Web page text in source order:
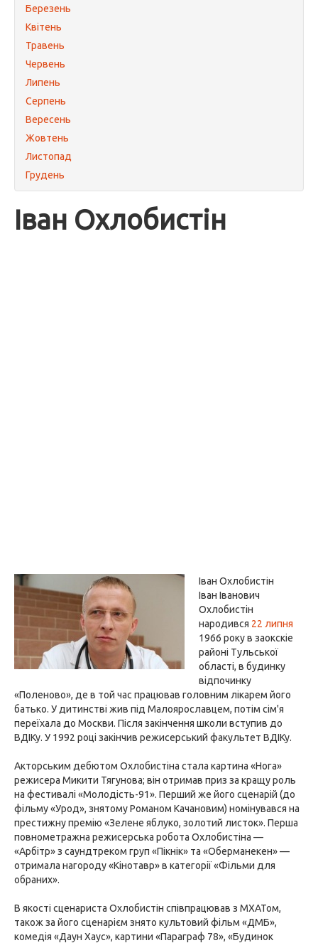
Березень
Квітень
Травень
Червень
Липень
Серпень
Вересень
Жовтень
Листопад
Грудень
Іван Охлобистін
Іван Охлобистін
Іван Іванович
Охлобистін
народився 22 липня
1966 року в заокскіе
районі Тульської
області, в будинку
відпочинку
«Поленово», де в той час працював головним лікарем його
батько. У дитинстві жив під Малоярославцем, потім сім'я
переїхала до Москви. Після закінчення школи вступив до
ВДІКу. У 1992 році закінчив режисерський факультет ВДІКу.
Акторським дебютом Охлобистіна стала картина «Нога»
режисера Микити Тягунова; він отримав приз за кращу роль
на фестивалі «Молодість-91». Перший же його сценарій (до
фільму «Урод», знятому Романом Качановим) номінувався на
престижну премію «Зелене яблуко, золотий листок». Перша
повнометражна режисерська робота Охлобистіна —
«Арбітр» з саундтреком груп «Пікнік» та «Оберманекен» —
отримала нагороду «Кінотавр» в категорії «Фільми для
обраних».
В якості сценариста Охлобистін співпрацював з МХАТом,
також за його сценарієм знято культовий фільм «ДМБ»,
комедія «Даун Хаус», картини «Параграф 78», «Будинок